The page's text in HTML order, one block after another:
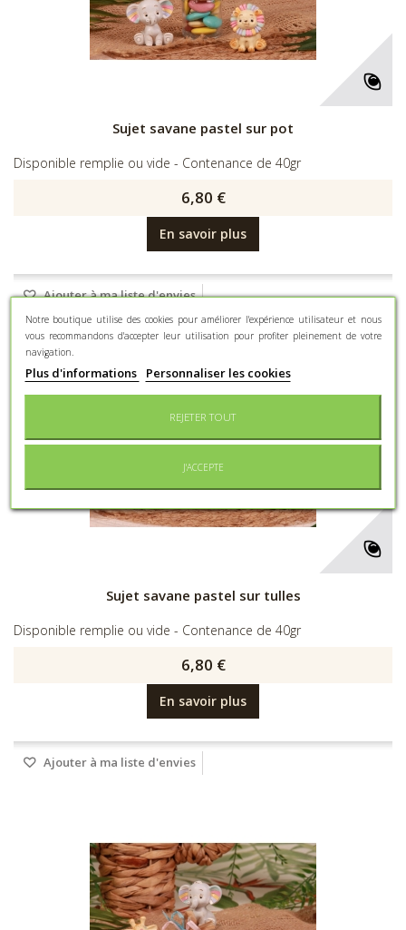
Sujet savane pastel sur pot
Disponible remplie ou vide - Contenance de 40gr
6,80 €
En savoir plus
Ajouter à ma liste d'envies
Sujet savane pastel sur tulles
Disponible remplie ou vide - Contenance de 40gr
6,80 €
En savoir plus
Ajouter à ma liste d'envies
Notre boutique utilise des cookies pour améliorer l'expérience utilisateur et nous
vous recommandons d'accepter leur utilisation pour profiter pleinement de votre
navigation.
Plus d'informations Personnaliser les cookies
REJETER TOUT
J'ACCEPTE